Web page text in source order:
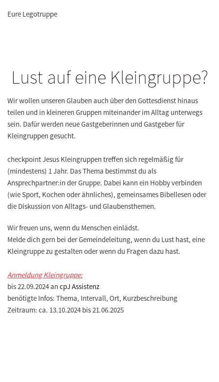
Eure Legotruppe
Lust auf eine Kleingruppe?
Wir wollen unseren Glauben auch über den Gottesdienst hinaus
teilen und in kleineren Gruppen miteinander im Alltag unterwegs
sein. Dafür werden neue Gastgeberinnen und Gastgeber für
Kleingruppen gesucht.
checkpoint Jesus Kleingruppen treffen sich regelmäßig für
(mindestens) 1 Jahr. Das Thema bestimmst du als
Ansprechpartner:in der Gruppe. Dabei kann ein Hobby verbinden
(wie Sport, Kochen oder ähnliches), gemeinsames Bibellesen oder
die Diskussion von Alltags- und Glaubensthemen.
Wir freuen uns, wenn du Menschen einlädst.
Melde dich gern bei der Gemeindeleitung, wenn du Lust hast, eine
Kleingruppe zu gestalten oder wenn du Fragen dazu hast.
Anmeldung Kleingruppe:
bis 22.09.2024 an cpJ Assistenz
benötigte Infos: Thema, Intervall, Ort, Kurzbeschreibung
Zeitraum: ca. 13.10.2024 bis 21.06.2025